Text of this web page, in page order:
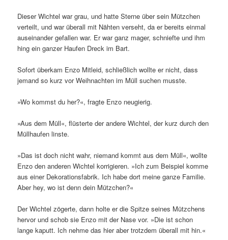
Dieser Wichtel war grau, und hatte Sterne über sein Mützchen
verteilt, und war überall mit Nähten verseht, da er bereits einmal
auseinander gefallen war. Er war ganz mager, schniefte und ihm
hing ein ganzer Haufen Dreck im Bart.
Sofort überkam Enzo Mitleid, schließlich wollte er nicht, dass
jemand so kurz vor Weihnachten im Müll suchen musste.
»Wo kommst du her?«, fragte Enzo neugierig.
»Aus dem Müll«, flüsterte der andere Wichtel, der kurz durch den
Müllhaufen linste.
»Das ist doch nicht wahr, niemand kommt aus dem Müll«, wollte
Enzo den anderen Wichtel korrigieren. »Ich zum Beispiel komme
aus einer Dekorationsfabrik. Ich habe dort meine ganze Familie.
Aber hey, wo ist denn dein Mützchen?«
Der Wichtel zögerte, dann holte er die Spitze seines Mützchens
hervor und schob sie Enzo mit der Nase vor. »Die ist schon
lange kaputt. Ich nehme das hier aber trotzdem überall mit hin.«